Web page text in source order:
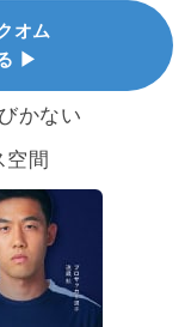
オム
▶
かない
空間